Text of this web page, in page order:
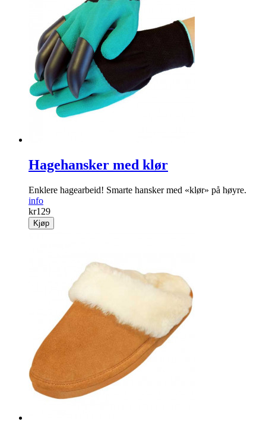
Hagehansker med klør
Enklere hagearbeid! Smarte hansker med «klør» på høyre.
info
kr129
Kjøp